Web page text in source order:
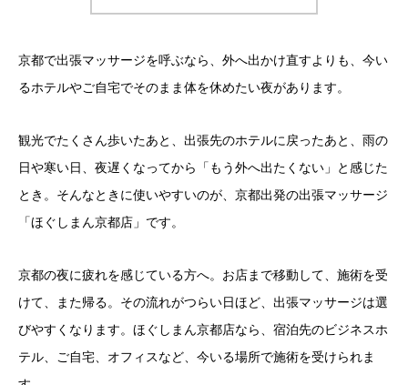
京都で出張マッサージを呼ぶなら、外へ出かけ直すよりも、今い
るホテルやご自宅でそのまま体を休めたい夜があります。
観光でたくさん歩いたあと、出張先のホテルに戻ったあと、雨の
日や寒い日、夜遅くなってから「もう外へ出たくない」と感じた
とき。そんなときに使いやすいのが、京都出発の出張マッサージ
「ほぐしまん京都店」です。
京都の夜に疲れを感じている方へ。お店まで移動して、施術を受
けて、また帰る。その流れがつらい日ほど、出張マッサージは選
びやすくなります。ほぐしまん京都店なら、宿泊先のビジネスホ
テル、ご自宅、オフィスなど、今いる場所で施術を受けられま